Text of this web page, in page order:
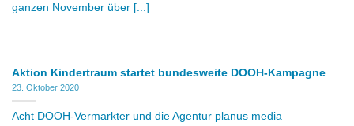
ganzen November über [...]
Aktion Kindertraum startet bundesweite DOOH-Kampagne
23. Oktober 2020
Acht DOOH-Vermarkter und die Agentur planus media